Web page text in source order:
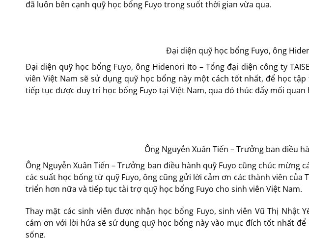
đã luôn bên cạnh quỹ học bổng Fuyo trong suốt thời gian vừa qua.
Đại diện quỹ học bổng Fuyo, ông
Đại diện quỹ học bổng Fuyo, ông Hidenori Ito – Tổng đại diện công ty
viên Việt Nam sẽ sử dụng quỹ học bổng này một cách tốt nhất, để học
tiếp tục được duy trì học bổng Fuyo tại Việt Nam, qua đó thúc đẩy mối quan
Ông Nguyễn Xuân Tiến – Trưởng ban điều
Ông Nguyễn Xuân Tiến – Trưởng ban điều hành quỹ Fuyo cũng chúc mừng
các suất học bổng từ quỹ Fuyo, ông cũng gửi lời cảm ơn các thành viên của
triển hơn nữa và tiếp tục tài trợ quỹ học bổng Fuyo cho sinh viên Việt Nam.
Thay mặt các sinh viên được nhận học bổng Fuyo, sinh viên Vũ Thị Nhật
cảm ơn với lời hứa sẽ sử dụng quỹ học bổng này vào mục đích tốt nhất
sống.